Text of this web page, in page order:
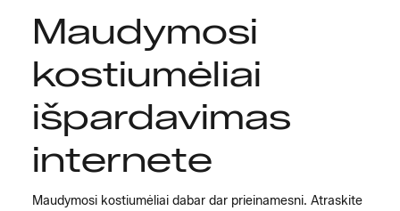
Maudymosi
kostiumėliai
išpardavimas
internete
Maudymosi kostiumėliai dabar dar prieinamesni. Atraskite